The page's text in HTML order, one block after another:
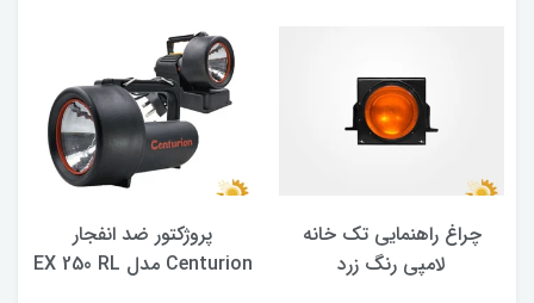
چراغ راهنمایی تک خانه
لامپی رنگ زرد
پروژکتور ضد انفجار
Centurion مدل EX 250 RL